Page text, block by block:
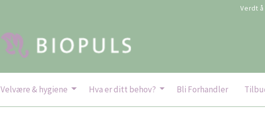
Verdt
Velvære & hygiene Hva er ditt behov? Bli Forhandler